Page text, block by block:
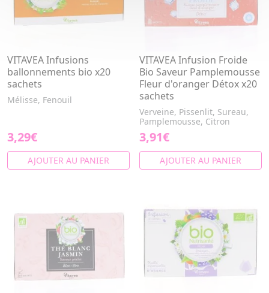
VITAVEA Infusions
ballonnements bio x20
sachets
Mélisse, Fenouil
3,29€
AJOUTER AU PANIER
VITAVEA Infusion Froide
Bio Saveur Pamplemousse
Fleur d'oranger Détox x20
sachets
Verveine, Pissenlit, Sureau,
Pamplemousse, Citron
3,91€
AJOUTER AU PANIER